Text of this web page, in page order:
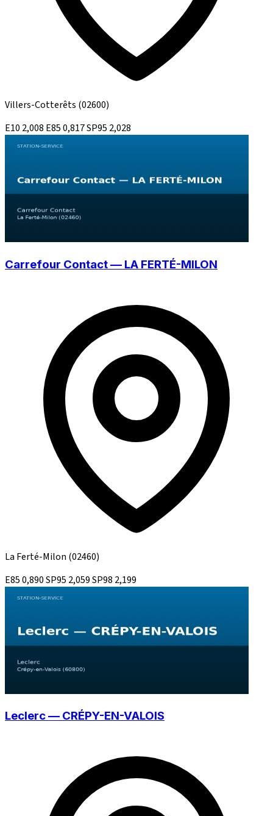
Villers-Cotterêts (02600)
E10 2,008 E850,817SP95 2,028
Carrefour Contact — LA FERTÉ-MILON
La Ferté-Milon (02460)
E850,890SP95 2,059SP98 2,199
Leclerc — CRÉPY-EN-VALOIS